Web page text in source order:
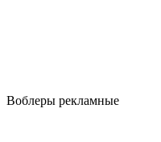
Воблеры рекламные